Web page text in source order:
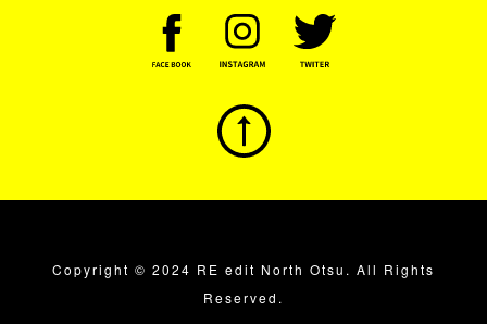
Copyright © 2024 RE edit North Otsu. All Rights
Reserved.